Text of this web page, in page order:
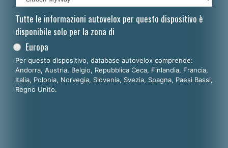
Dansk
Tutte le informazioni autovelox per questo dispositivo è
disponibile solo per la zona di
Europa
Per questo dispositivo, database autovelox comprende:
Andorra, Austria, Belgio, Repubblica Ceca, Finlandia, Francia,
Italia, Polonia, Norvegia, Slovenia, Svezia, Spagna, Paesi Bassi,
Regno Unito.